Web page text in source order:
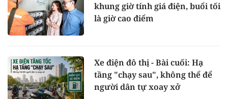
khung giờ tính giá điện, buổi tối
là giờ cao điểm
Xe điện đô thị - Bài cuối: Hạ
tầng "chạy sau", không thể để
người dân tự xoay xở